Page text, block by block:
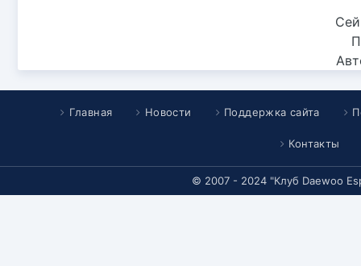
Главная Новости Поддержка сайта
Контакты
© 2007 - 2024 "Клуб Daewoo